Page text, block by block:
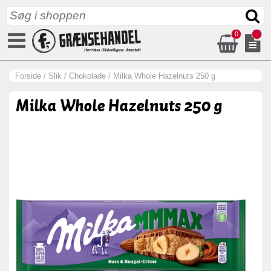
0
Forside / Slik / Chokolade / Milka Whole Hazelnuts 250 g
Milka Whole Hazelnuts 250 g